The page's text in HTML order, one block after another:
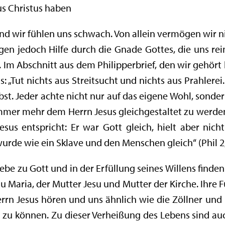
Christus haben
wir fühlen uns schwach. Von allein vermögen wir
jedoch Hilfe durch die Gnade Gottes, die uns
Im Abschnitt aus dem Philipperbrief, den wir
„Tut nichts aus Streitsucht und nichts aus
Jeder achte nicht nur auf das eigene Wohl,
mehr dem Herrn Jesus gleichgestaltet zu
entspricht: Er war Gott gleich, hielt aber
wie ein Sklave und den Menschen gleich“ (Phil
zu Gott und in der Erfüllung seines Willens
Maria, der Mutter Jesu und Mutter der Kirche. Ihre
Jesus hören und uns ähnlich wie die Zöllner
können. Zu dieser Verheißung des Lebens sind